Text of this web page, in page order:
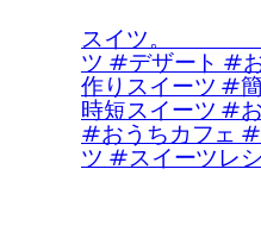
スイツ。
ツ #デザート #
作りスイーツ #
時短スイーツ #
#おうちカフェ
ツ #スイーツレ